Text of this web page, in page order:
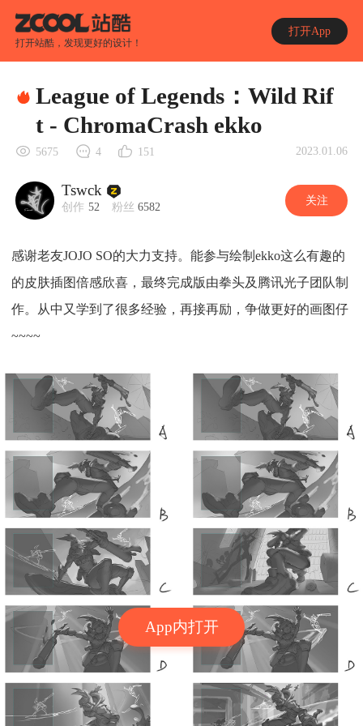
打开站酷，发现更好的设计！
打开App
App内打开
League of Legends：Wild Rif
t - ChromaCrash ekko
5675 4 151 2023.01.06
Tswck
创作 52 粉丝 6582 关注
感谢老友JOJO SO的大力支持。能参与绘制ekko这么有趣的
的皮肤插图倍感欣喜，最终完成版由拳头及腾讯光子团队制
作。从中又学到了很多经验，再接再励，争做更好的画图仔
~~~~